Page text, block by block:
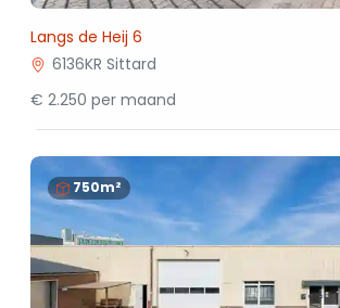
Langs de Heij 6
6136KR Sittard
€ 2.250 per maand
750m²